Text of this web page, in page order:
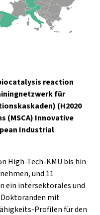
reaction
für
(H2020
(MSCA) Innovative
Industrial
High-Tech-KMU bis hin
und 11
ein intersektorales und
mit
Profilen für den